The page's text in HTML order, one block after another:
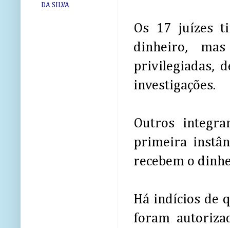
Os 17 juízes
dinheiro,
privilegiadas,
investigações.
Outros
primeira
recebem o
Há indícios de
foram
DA SILVA